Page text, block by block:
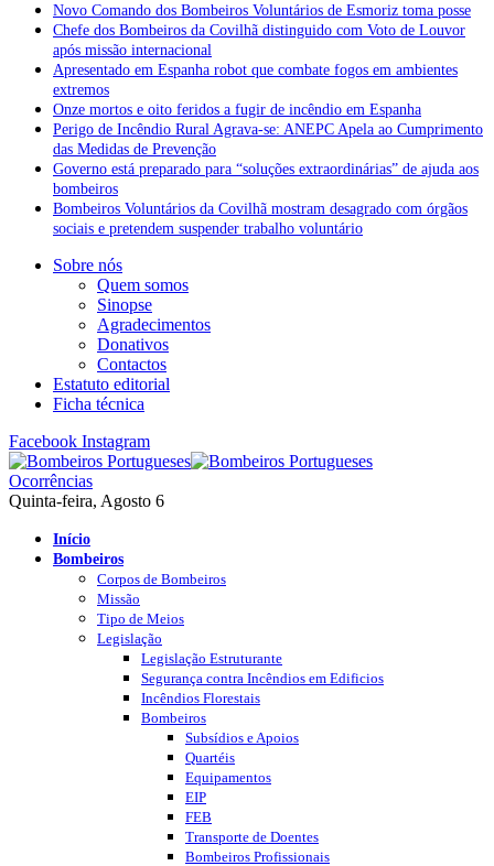
Novo Comando dos Bombeiros Voluntários de Esmoriz toma posse
Chefe dos Bombeiros da Covilhã distinguido com Voto de Louvor
após missão internacional
Apresentado em Espanha robot que combate fogos em ambientes
extremos
Onze mortos e oito feridos a fugir de incêndio em Espanha
Perigo de Incêndio Rural Agrava-se: ANEPC Apela ao Cumprimento
das Medidas de Prevenção
Governo está preparado para “soluções extraordinárias” de ajuda aos
bombeiros
Bombeiros Voluntários da Covilhã mostram desagrado com órgãos
sociais e pretendem suspender trabalho voluntário
Sobre nós
Quem somos
Sinopse
Agradecimentos
Donativos
Contactos
Estatuto editorial
Ficha técnica
Facebook Instagram
Ocorrências
Quinta-feira, Agosto 6
Início
Bombeiros
Corpos de Bombeiros
Missão
Tipo de Meios
Legislação
Legislação Estruturante
Segurança contra Incêndios em Edificios
Incêndios Florestais
Bombeiros
Subsídios e Apoios
Quartéis
Equipamentos
EIP
FEB
Transporte de Doentes
Bombeiros Profissionais